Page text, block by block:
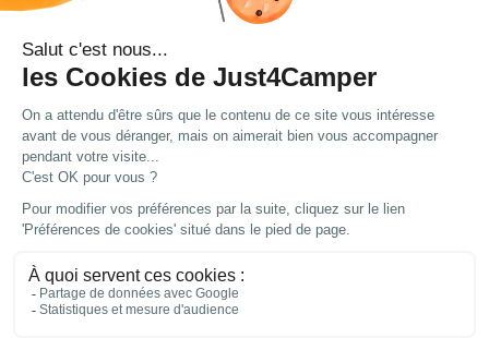
EAN :
Livraison et retour
DPD Relais